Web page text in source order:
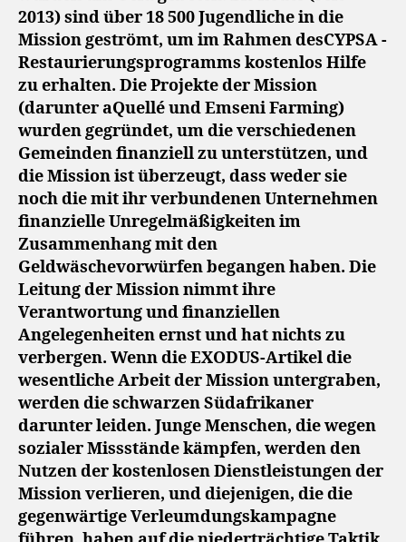
2013) sind über 18 500 Jugendliche in die
Mission geströmt, um im Rahmen desCYPSA -
Restaurierungsprogramms kostenlos Hilfe
zu erhalten. Die Projekte der Mission
(darunter aQuellé und Emseni Farming)
wurden gegründet, um die verschiedenen
Gemeinden finanziell zu unterstützen, und
die Mission ist überzeugt, dass weder sie
noch die mit ihr verbundenen Unternehmen
finanzielle Unregelmäßigkeiten im
Zusammenhang mit den
Geldwäschevorwürfen begangen haben. Die
Leitung der Mission nimmt ihre
Verantwortung und finanziellen
Angelegenheiten ernst und hat nichts zu
verbergen. Wenn die EXODUS-Artikel die
wesentliche Arbeit der Mission untergraben,
werden die schwarzen Südafrikaner
darunter leiden. Junge Menschen, die wegen
sozialer Missstände kämpfen, werden den
Nutzen der kostenlosen Dienstleistungen der
Mission verlieren, und diejenigen, die die
gegenwärtige Verleumdungskampagne